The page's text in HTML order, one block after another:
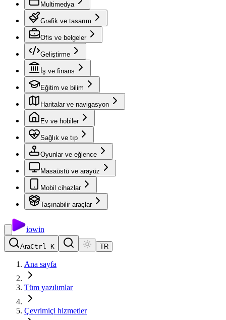
Multimedya
Grafik ve tasarım
Ofis ve belgeler
Geliştirme
İş ve finans
Eğitim ve bilim
Haritalar ve navigasyon
Ev ve hobiler
Sağlık ve tıp
Oyunlar ve eğlence
Masaüstü ve arayüz
Mobil cihazlar
Taşınabilir araçlar
iowin
AraCtrl K TR
Ana sayfa
Tüm yazılımlar
Çevrimiçi hizmetler